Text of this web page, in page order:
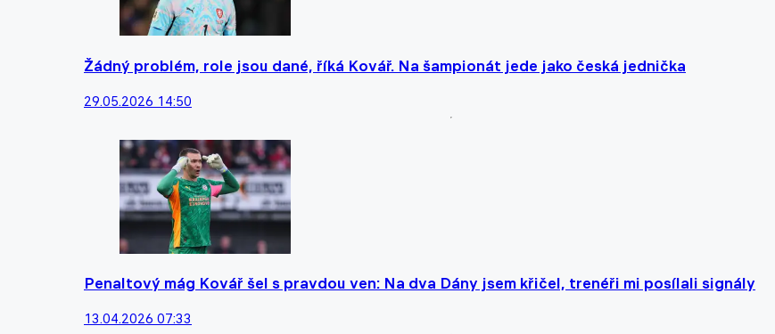
Žádný problém, role jsou dané, říká Kovář. Na šampionát jede jako česká jednička
29.05.2026 14:50
Penaltový mág Kovář šel s pravdou ven: Na dva Dány jsem křičel, trenéři mi posílali signály
13.04.2026 07:33